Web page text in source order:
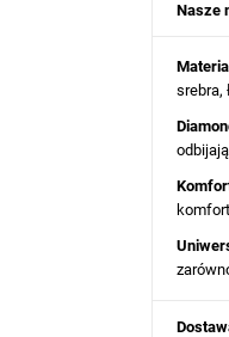
Nasze
srebra,